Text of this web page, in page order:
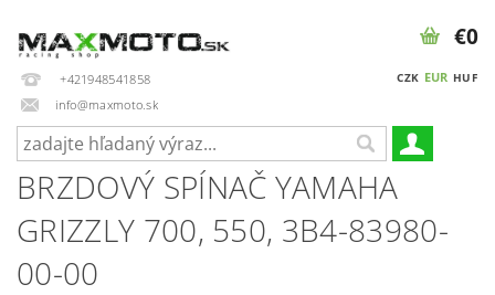
+421948541858
info@maxmoto.sk
CZK EUR HUF
€0
BRZDOVÝ SPÍNAČ YAMAHA
GRIZZLY 700, 550, 3B4-83980-
00-00